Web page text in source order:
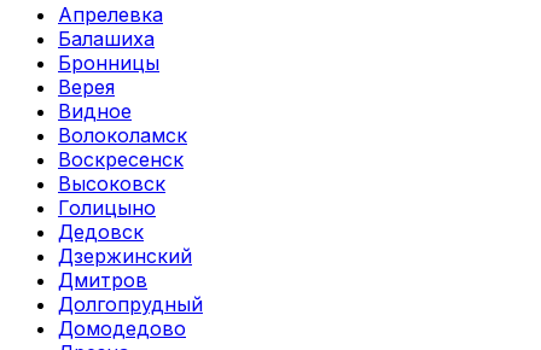
Апрелевка
Балашиха
Бронницы
Верея
Видное
Волоколамск
Воскресенск
Высоковск
Голицыно
Дедовск
Дзержинский
Дмитров
Долгопрудный
Домодедово